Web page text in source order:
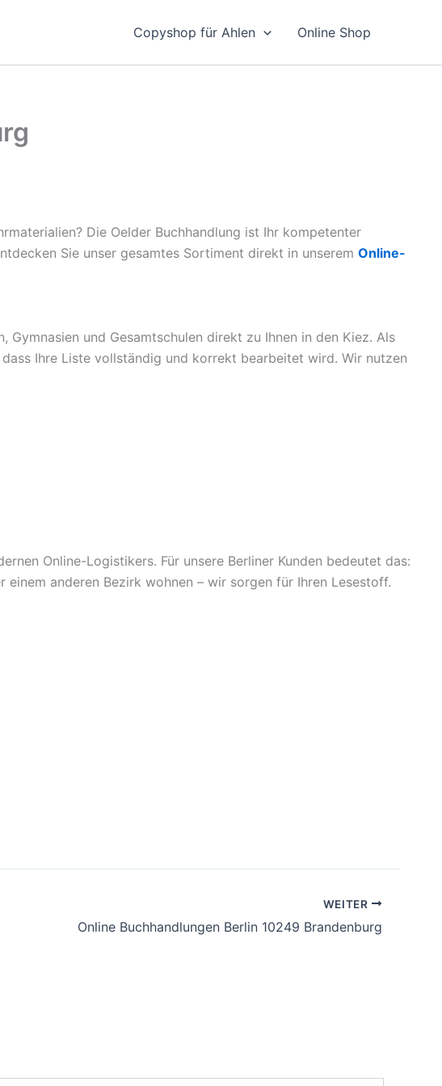
Copyshop für Ahlen Online Shop
Die Oelder Buchhandlung ist Ihr kompetenter
Sie unser gesamtes Sortiment direkt in unserem Online-
und Gesamtschulen direkt zu Ihnen in den Kiez. Als
Ihre Liste vollständig und korrekt bearbeitet wird. Wir nutzen
Online-Logistikers. Für unsere Berliner Kunden bedeutet das:
anderen Bezirk wohnen – wir sorgen für Ihren Lesestoff.
WEITER
Online Buchhandlungen Berlin 10249 Brandenburg